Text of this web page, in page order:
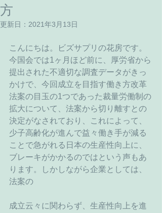
方
更新日： 2021年3月13日
こんにちは。ビズサプリの花房です。
今国会では1ヶ月ほど前に、厚労省から
提出された不適切な調査データがきっ
かけで、今回成立を目指す働き方改革
法案の目玉の1つであった裁量労働制の
拡大について、法案から切り離すとの
決定がなされており、これによって、
少子高齢化が進んで益々働き手が減る
ことで急がれる日本の生産性向上に、
ブレーキがかかるのではという声もあ
ります。しかしながら企業としては、
法案の
成立云々に関わらず、生産性向上を進